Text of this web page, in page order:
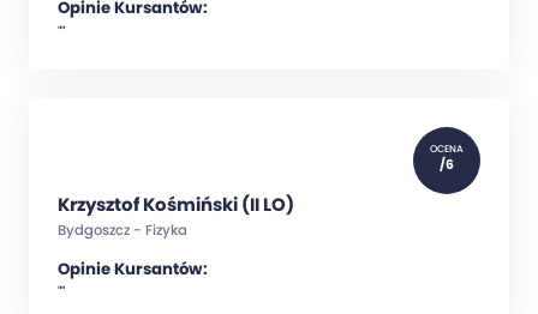
Opinie Kursantów:
""
OCENA
/6
Krzysztof Kośmiński (II LO)
Bydgoszcz - Fizyka
Opinie Kursantów:
""